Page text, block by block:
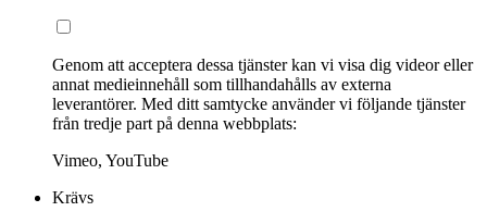
Genom att acceptera dessa tjänster kan vi visa dig videor eller
annat medieinnehåll som tillhandahålls av externa
leverantörer. Med ditt samtycke använder vi följande tjänster
från tredje part på denna webbplats:
Vimeo, YouTube
Krävs